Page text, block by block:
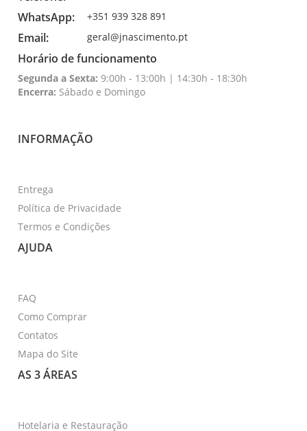
WhatsApp: +351 939 328 891
Email: geral@jnascimento.pt
Horário de funcionamento
Segunda a Sexta: 9:00h - 13:00h | 14:30h - 18:30h
Encerra: Sábado e Domingo
INFORMAÇÃO
Entrega
Política de Privacidade
Termos e Condições
AJUDA
FAQ
Como Comprar
Contatos
Mapa do Site
AS 3 ÁREAS
Hotelaria e Restauração